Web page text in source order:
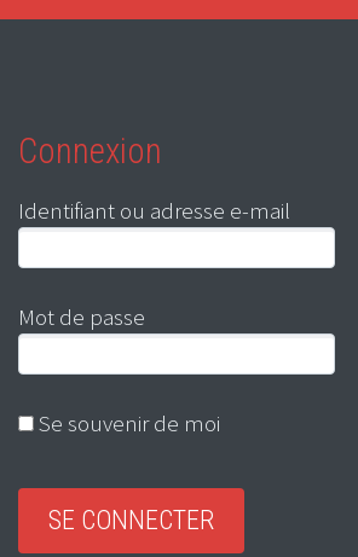
Connexion
Identifiant ou adresse e-mail
Mot de passe
Se souvenir de moi